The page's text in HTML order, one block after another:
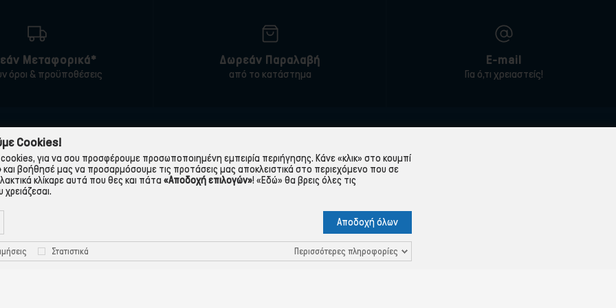
Μεταφορικά*
όροι & προϋποθέσεις
Δωρεάν Παραλαβή
από το κατάστημα
E-mail
Για ό,τι χρειαστείς!
εταιρεία
Χρήσης
Πληρωμής-Τράπεζες
Τρόποι Παραγγελίας
Πολιτική Απορρήτου
Προστασία Προσωπικών Δεδομένων
Cookies!
για να σου προσφέρουμε προσωποποιημένη εμπειρία περιήγησης. Κάνε «κλικ» στο κουμπί
και βοήθησέ μας να προσαρμόσουμε τις προτάσεις μας αποκλειστικά στο περιεχόμενο που σε
κλίκαρε αυτά που θες και πάτα «Αποδοχή επιλογών»! «Εδώ» θα βρεις όλες τις
Αποδοχή όλων
Στατιστικά Περισσότερες πληροφορίες